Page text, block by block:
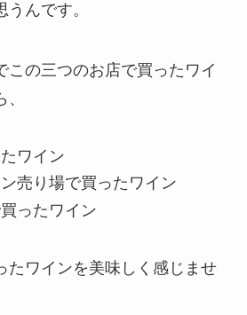
んです。
この三つのお店で買ったワイ
ワイン
売り場で買ったワイン
ったワイン
たワインを美味しく感じませ